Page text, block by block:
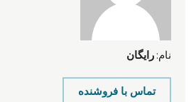
نام: رایگان
تماس با فروشنده